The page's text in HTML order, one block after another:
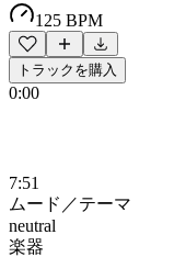
125 BPM
トラックを購入
0:00
7:51
ムード／テーマ
neutral
楽器